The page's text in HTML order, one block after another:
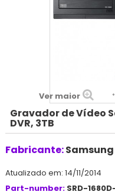
Ver maior
Gravador de Vídeo
DVR, 3TB
Fabricante:Samsung
Atualizado em: 14/11/2014
Part-number: SRD-